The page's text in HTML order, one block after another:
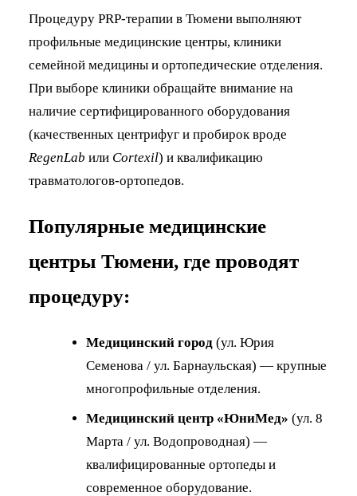
Процедуру PRP-терапии в Тюмени выполняют
профильные медицинские центры, клиники
семейной медицины и ортопедические отделения.
При выборе клиники обращайте внимание на
наличие сертифицированного оборудования
(качественных центрифуг и пробирок вроде
RegenLab или Cortexil) и квалификацию
травматологов-ортопедов.
Популярные медицинские
центры Тюмени, где проводят
процедуру:
Медицинский город (ул. Юрия
Семенова / ул. Барнаульская) — крупные
многопрофильные отделения.
Медицинский центр «ЮниМед» (ул. 8
Марта / ул. Водопроводная) —
квалифицированные ортопеды и
современное оборудование.